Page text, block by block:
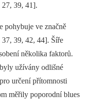
27, 39, 41].
pohybuje ve značně
39, 42, 44]. Šíře
několika faktorů.
užívány odlišné
určení přítomnosti
měřily poporodní blues